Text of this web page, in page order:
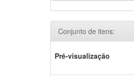
Conjunto de itens:
Pré-visualização